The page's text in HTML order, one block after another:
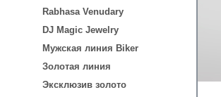
Rabhasa Venudary
DJ Magic Jewelry
Мужская линия Biker
Золотая линия
Эксклюзив золото